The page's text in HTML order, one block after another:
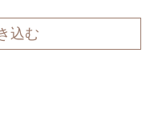
込む